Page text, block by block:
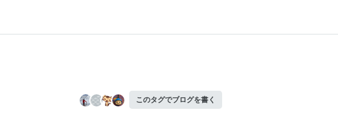
このタグでブログを書く